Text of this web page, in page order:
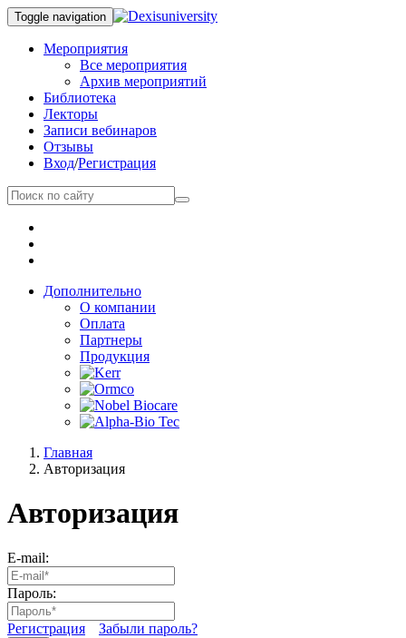
Toggle navigation
Мероприятия
Все мероприятия
Архив мероприятий
Библиотека
Лекторы
Записи вебинаров
Отзывы
Вход/Регистрация
Дополнительно
О компании
Оплата
Партнеры
Продукция
Главная
Авторизация
Авторизация
E-mail:
Пароль:
Регистрация Забыли пароль?